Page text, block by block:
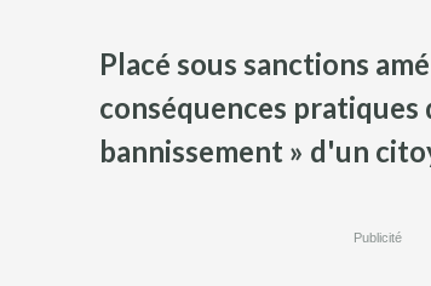
Placé sous sanctions
conséquences
bannissement » d'un
Publicité